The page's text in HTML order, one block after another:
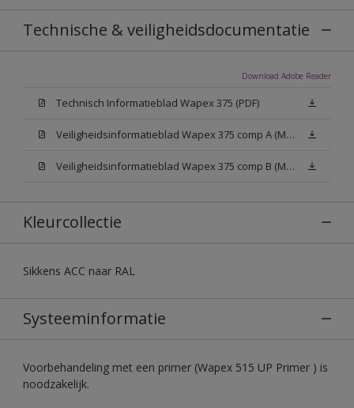
Technische & veiligheidsdocumentatie
Download Adobe Reader
Technisch Informatieblad Wapex 375 (PDF)
Veiligheidsinformatieblad Wapex 375 comp A (MSDS)
Veiligheidsinformatieblad Wapex 375 comp B (MSDS)
Kleurcollectie
Sikkens ACC naar RAL
Systeeminformatie
Voorbehandeling met een primer (Wapex 515 UP Primer ) is
noodzakelijk.